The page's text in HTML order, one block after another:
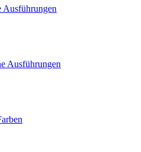
Ausführungen
Ausführungen